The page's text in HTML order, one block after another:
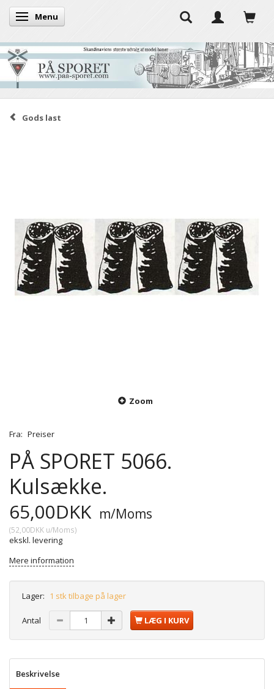
Skifte navigation
Menu
Gods last
Zoom
Fra: Preiser
PÅ SPORET 5066.
Kulsække.
65,00DKK m/Moms
(52,00DKK u/Moms)
ekskl. levering
Mere information
Lager: 1 stk tilbage på lager
Antal LÆG I KURV
Beskrivelse